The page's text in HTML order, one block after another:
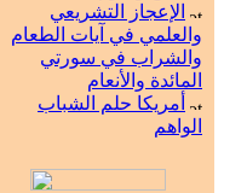
الإعجاز التشريعي
والعلمي في آيات الطعام
والشراب في سورتي
المائدة والأنعام
أمريكا حلم الشباب
الواهم